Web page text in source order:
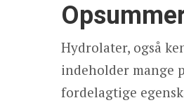
Hydrolater, også
indeholder mange
fordelagtige